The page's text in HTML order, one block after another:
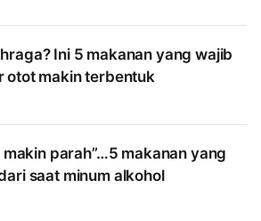
Ini 5 makanan yang wajib
otot makin terbentuk
makin parah”…5 makanan yang
saat minum alkohol